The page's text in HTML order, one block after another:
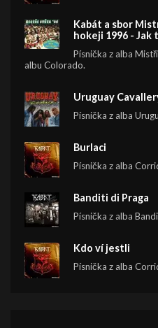
Kabát a sbor
hokeji 1996 - Jak
Písnička z alba
albu Colorado.
Uruguay
Písnička z alba
Burlaci
Písnička z alba
Banditi di Praga
Písnička z alba
Kdo ví jestli
Písnička z alba